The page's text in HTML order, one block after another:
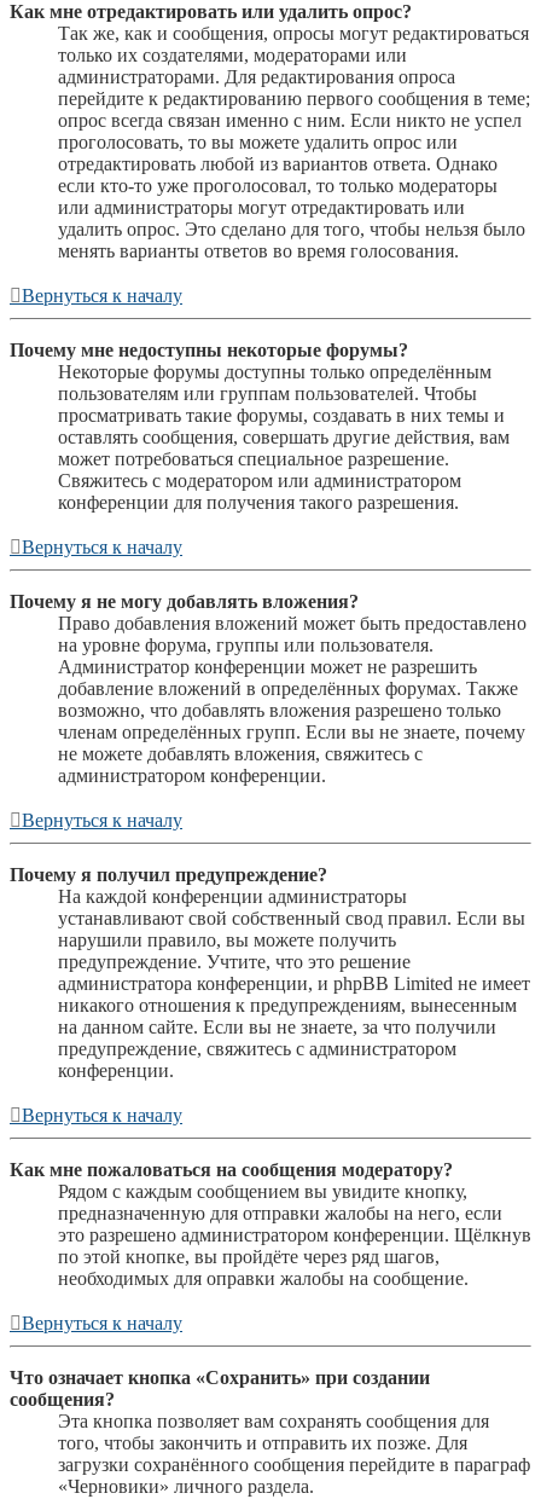
Как мне отредактировать или удалить опрос?
Так же, как и сообщения, опросы могут редактироваться
только их создателями, модераторами или
администраторами. Для редактирования опроса
перейдите к редактированию первого сообщения в теме;
опрос всегда связан именно с ним. Если никто не успел
проголосовать, то вы можете удалить опрос или
отредактировать любой из вариантов ответа. Однако
если кто-то уже проголосовал, то только модераторы
или администраторы могут отредактировать или
удалить опрос. Это сделано для того, чтобы нельзя было
менять варианты ответов во время голосования.
Вернуться к началу
Почему мне недоступны некоторые форумы?
Некоторые форумы доступны только определённым
пользователям или группам пользователей. Чтобы
просматривать такие форумы, создавать в них темы и
оставлять сообщения, совершать другие действия, вам
может потребоваться специальное разрешение.
Свяжитесь с модератором или администратором
конференции для получения такого разрешения.
Вернуться к началу
Почему я не могу добавлять вложения?
Право добавления вложений может быть предоставлено
на уровне форума, группы или пользователя.
Администратор конференции может не разрешить
добавление вложений в определённых форумах. Также
возможно, что добавлять вложения разрешено только
членам определённых групп. Если вы не знаете, почему
не можете добавлять вложения, свяжитесь с
администратором конференции.
Вернуться к началу
Почему я получил предупреждение?
На каждой конференции администраторы
устанавливают свой собственный свод правил. Если вы
нарушили правило, вы можете получить
предупреждение. Учтите, что это решение
администратора конференции, и phpBB Limited не имеет
никакого отношения к предупреждениям, вынесенным
на данном сайте. Если вы не знаете, за что получили
предупреждение, свяжитесь с администратором
конференции.
Вернуться к началу
Как мне пожаловаться на сообщения модератору?
Рядом с каждым сообщением вы увидите кнопку,
предназначенную для отправки жалобы на него, если
это разрешено администратором конференции. Щёлкнув
по этой кнопке, вы пройдёте через ряд шагов,
необходимых для оправки жалобы на сообщение.
Вернуться к началу
Что означает кнопка «Сохранить» при создании
сообщения?
Эта кнопка позволяет вам сохранять сообщения для
того, чтобы закончить и отправить их позже. Для
загрузки сохранённого сообщения перейдите в параграф
«Черновики» личного раздела.